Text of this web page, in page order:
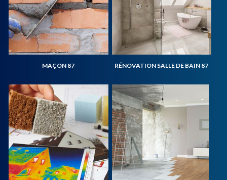
MAÇON 87 RÉNOVATION SALLE DE BAIN 87